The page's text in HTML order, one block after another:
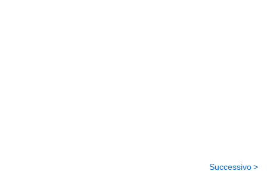
Successivo